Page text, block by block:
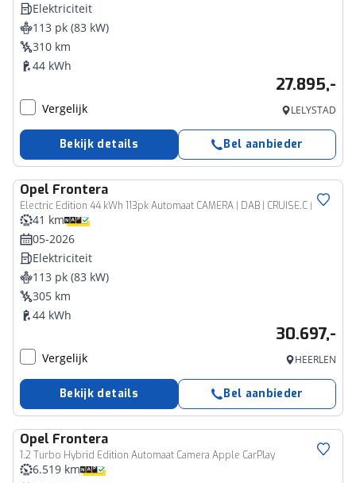
Elektriciteit
113 pk (83 kW)
310 km
44 kWh
27.895,-
Vergelijk LELYSTAD
Bekijk details Bel aanbieder
Opel Frontera
Electric Edition 44 kWh 113pk Automaat CAMERA | DAB | CRUISE.C | 15''LM | AIRCO
41 km
05-2026
Elektriciteit
113 pk (83 kW)
305 km
44 kWh
30.697,-
Vergelijk HEERLEN
Bekijk details Bel aanbieder
Opel Frontera
1.2 Turbo Hybrid Edition Automaat Camera Apple CarPlay
6.519 km